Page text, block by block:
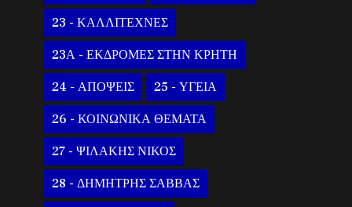
23 - ΚΑΛΛΙΤΕΧΝΕΣ
23Α - ΕΚΔΡΟΜΕΣ ΣΤΗΝ ΚΡΗΤΗ
24 - ΑΠΟΨΕΙΣ 25 - ΥΓΕΙΑ
26 - ΚΟΙΝΩΝΙΚΑ ΘΕΜΑΤΑ
27 - ΨΙΛΑΚΗΣ ΝΙΚΟΣ
28 - ΔΗΜΗΤΡΗΣ ΣΑΒΒΑΣ